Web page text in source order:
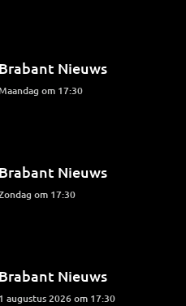
Brabant Nieuws
maandag om 17:30
Brabant Nieuws
zondag om 17:30
Brabant Nieuws
1 augustus 2026 om 17:30